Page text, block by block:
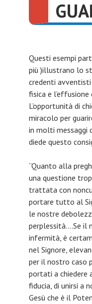
Questi esempi
più )illustrano lo
credenti
fisica e
L’opportunità di
miracolo per
in molti messaggi
diede questo
“Quanto alla
una questione
trattata con
portare tutto al
le nostre
perplessità….Se il
infermità, è
nel Signore,
per il nostro caso
portati a chiedere
fiducia, di unirsi a
Gesù che è il